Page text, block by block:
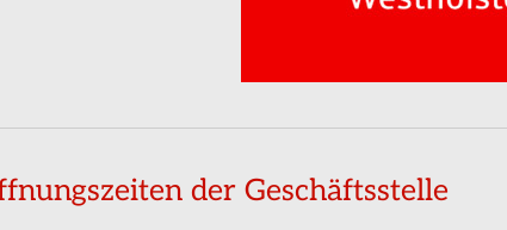
der Geschäftsstelle